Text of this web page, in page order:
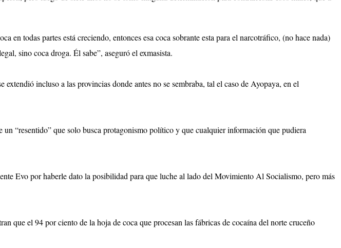
en todas partes está creciendo, entonces esa coca sobrante esta para el narcotráfico, (no hace nada)
sino coca droga. Él sabe”, aseguró el exmasista.
incluso a las provincias donde antes no se sembraba, tal el caso de Ayopaya, en el
“resentido” que solo busca protagonismo político y que cualquier información que pudiera
Evo por haberle dato la posibilidad para que luche al lado del Movimiento Al Socialismo, pero más
el 94 por ciento de la hoja de coca que procesan las fábricas de cocaína del norte cruceño